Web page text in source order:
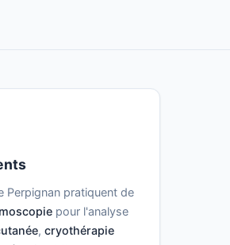
Perpignan pratiquent de
pour l'analyse
, cryothérapie